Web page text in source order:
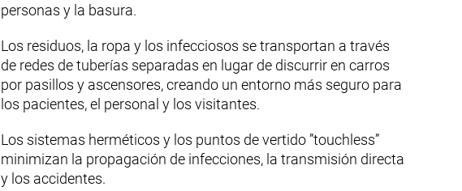
personas y la basura.
Los residuos, la ropa y los infecciosos se transportan a través
de redes de tuberías separadas en lugar de discurrir en carros
por pasillos y ascensores, creando un entorno más seguro para
los pacientes, el personal y los visitantes.
Los sistemas herméticos y los puntos de vertido ”touchless”
minimizan la propagación de infecciones, la transmisión directa
y los accidentes.